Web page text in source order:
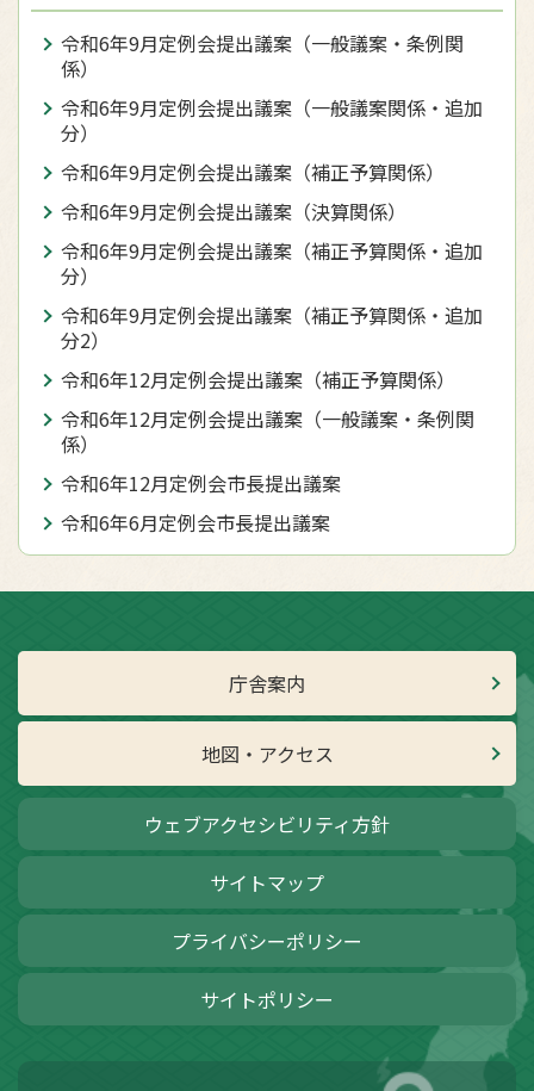
令和6年9月定例会提出議案（一般議案・条例関
係）
令和6年9月定例会提出議案（一般議案関係・追加
分）
令和6年9月定例会提出議案（補正予算関係）
令和6年9月定例会提出議案（決算関係）
令和6年9月定例会提出議案（補正予算関係・追加
分）
令和6年9月定例会提出議案（補正予算関係・追加
分2）
令和6年12月定例会提出議案（補正予算関係）
令和6年12月定例会提出議案（一般議案・条例関
係）
令和6年12月定例会市長提出議案
令和6年6月定例会市長提出議案
庁舎案内
地図・アクセス
ウェブアクセシビリティ方針
サイトマップ
プライバシーポリシー
サイトポリシー